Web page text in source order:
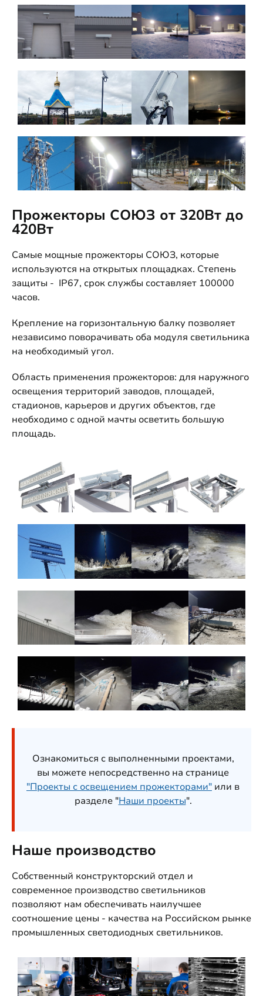
Прожекторы СОЮЗ от 320Вт до
420Вт
Самые мощные прожекторы СОЮЗ, которые
используются на открытых площадках. Степень
защиты - IP67, срок службы составляет 100000
часов.
Крепление на горизонтальную балку позволяет
независимо поворачивать оба модуля светильника
на необходимый угол.
Область применения прожекторов: для наружного
освещения территорий заводов, площадей,
стадионов, карьеров и других объектов, где
необходимо с одной мачты осветить большую
площадь.
Ознакомиться с выполненными проектами,
вы можете непосредственно на странице
"Проекты с освещением прожекторами" или в
разделе "Наши проекты".
Наше производство
Собственный конструкторский отдел и
современное производство светильников
позволяют нам обеспечивать наилучшее
соотношение цены - качества на Российском рынке
промышленных светодиодных светильников.